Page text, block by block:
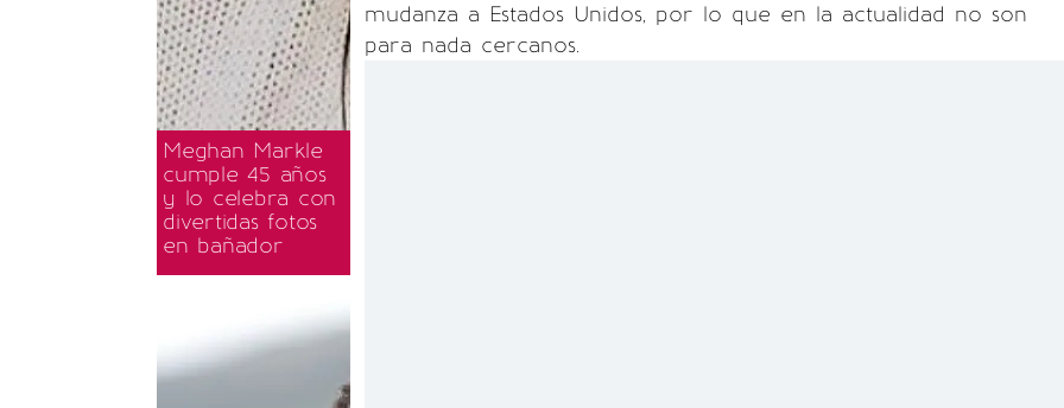
Meghan Markle
cumple 45 años
y lo celebra con
divertidas fotos
en bañador
mudanza a Estados Unidos, por lo que en la actualidad no son
para nada cercanos.